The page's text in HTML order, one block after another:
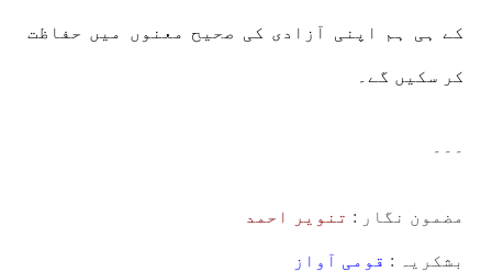
کے ہی ہم اپنی آزادی کی صحیح معنوں میں حفاظت
کر سکیں گے۔
مضمون نگار : تنویر احمد
بشکریہ : قومی آواز